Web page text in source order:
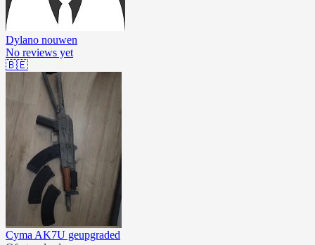
Dylano nouwen
No reviews yet
🇧🇪
Cyma AK7U geupgraded